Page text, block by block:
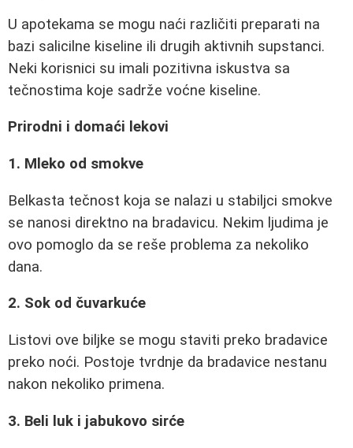
U apotekama se mogu naći različiti preparati na
bazi salicilne kiseline ili drugih aktivnih supstanci.
Neki korisnici su imali pozitivna iskustva sa
tečnostima koje sadrže voćne kiseline.
Prirodni i domaći lekovi
1. Mleko od smokve
Belkasta tečnost koja se nalazi u stabiljci smokve
se nanosi direktno na bradavicu. Nekim ljudima je
ovo pomoglo da se reše problema za nekoliko
dana.
2. Sok od čuvarkuće
Listovi ove biljke se mogu staviti preko bradavice
preko noći. Postoje tvrdnje da bradavice nestanu
nakon nekoliko primena.
3. Beli luk i jabukovo sirće